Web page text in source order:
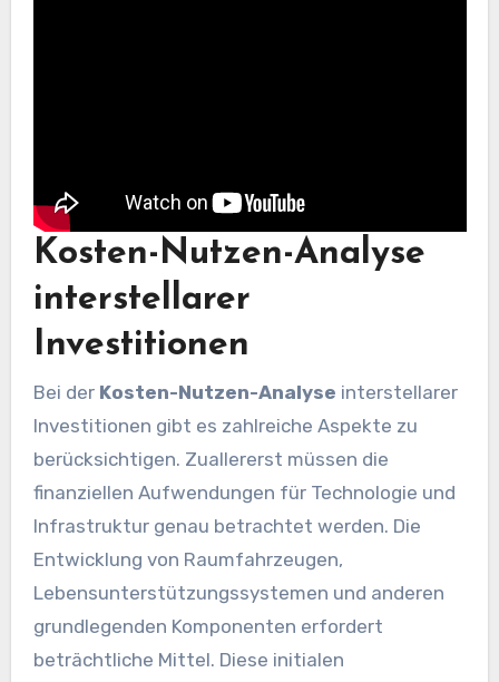
Kosten-Nutzen-Analyse
interstellarer
Investitionen
Bei der Kosten-Nutzen-Analyse interstellarer
Investitionen gibt es zahlreiche Aspekte zu
berücksichtigen. Zuallererst müssen die
finanziellen Aufwendungen für Technologie und
Infrastruktur genau betrachtet werden. Die
Entwicklung von Raumfahrzeugen,
Lebensunterstützungssystemen und anderen
grundlegenden Komponenten erfordert
beträchtliche Mittel. Diese initialen